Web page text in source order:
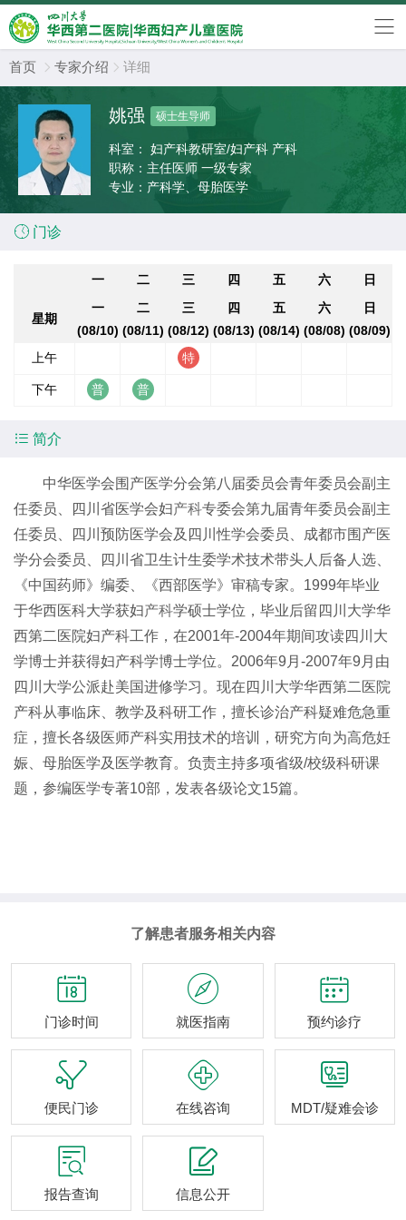
首页  专家介绍  详细
姚强 硕士生导师
科室：
妇产科教研室/妇产科 产科
职称： 主任医师 一级专家
专业： 产科学、母胎医学
 门诊
一 二 三 四 五 六 日
星期
一
(08/10)
二
(08/11)
三
(08/12)
四
(08/13)
五
(08/14)
六
(08/08)
日
(08/09)
上午
下午
 简介
中华医学会围产医学分会第八届委员会青年委员会副主
任委员、四川省医学会妇产科专委会第九届青年委员会副主
任委员、四川预防医学会及四川性学会委员、成都市围产医
学分会委员、四川省卫生计生委学术技术带头人后备人选、
《中国药师》编委、《西部医学》审稿专家。1999年毕业
于华西医科大学获妇产科学硕士学位，毕业后留四川大学华
西第二医院妇产科工作，在2001年-2004年期间攻读四川大
学博士并获得妇产科学博士学位。2006年9月-2007年9月由
四川大学公派赴美国进修学习。现在四川大学华西第二医院
产科从事临床、教学及科研工作，擅长诊治产科疑难危急重
症，擅长各级医师产科实用技术的培训，研究方向为高危妊
娠、母胎医学及医学教育。负责主持多项省级/校级科研课
题，参编医学专著10部，发表各级论文15篇。
了解患者服务相关内容

门诊时间

就医指南

预约诊疗

便民门诊

在线咨询

MDT/疑难会诊

报告查询

信息公开